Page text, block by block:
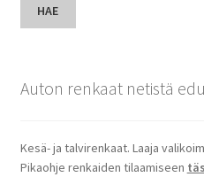
HAE
Auton renkaat netistä
Kesä- ja talvirenkaat. Laaja
Pikaohje renkaiden tilaamiseen